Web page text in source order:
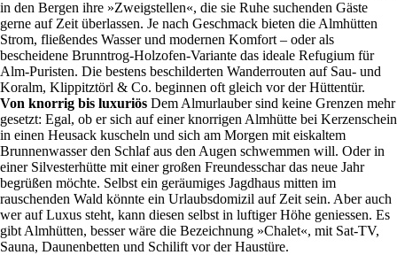
in den Bergen ihre »Zweigstellen«, die sie Ruhe suchenden Gäste
gerne auf Zeit überlassen. Je nach Geschmack bieten die Almhütten
Strom, fließendes Wasser und modernen Komfort – oder als
bescheidene Brunntrog-Holzofen-Variante das ideale Refugium für
Alm-Puristen. Die bestens beschilderten Wanderrouten auf Sau- und
Koralm, Klippitztörl & Co. beginnen oft gleich vor der Hüttentür.
Von knorrig bis luxuriös Dem Almurlauber sind keine Grenzen mehr
gesetzt: Egal, ob er sich auf einer knorrigen Almhütte bei Kerzenschein
in einen Heusack kuscheln und sich am Morgen mit eiskaltem
Brunnenwasser den Schlaf aus den Augen schwemmen will. Oder in
einer Silvesterhütte mit einer großen Freundesschar das neue Jahr
begrüßen möchte. Selbst ein geräumiges Jagdhaus mitten im
rauschenden Wald könnte ein Urlaubsdomizil auf Zeit sein. Aber auch
wer auf Luxus steht, kann diesen selbst in luftiger Höhe geniessen. Es
gibt Almhütten, besser wäre die Bezeichnung »Chalet«, mit Sat-TV,
Sauna, Daunenbetten und Schilift vor der Haustüre.